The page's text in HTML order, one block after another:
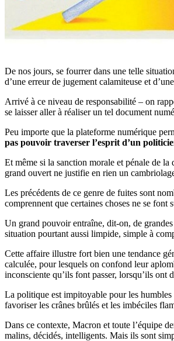
De nos jours, se fourrer dans une telle
d’une erreur de jugement calamiteuse et
Arrivé à ce niveau de responsabilité – on
se laisser aller à réaliser un tel document
Peu importe que la plateforme numérique
pas pouvoir traverser l’esprit d’un
Et même si la sanction morale et pénale de
grand ouvert ne justifie en rien un
Les précédents de ce genre de fuites sont
comprennent que certaines choses ne se
Un grand pouvoir entraîne, dit-on, de
situation pourtant aussi limpide, simple à
Cette affaire illustre fort bien une tendance
calculée, pour lesquels on confond leur
inconsciente qu’ils font passer, lorsqu’ils
La politique est impitoyable pour les humbles
favoriser les crânes brûlés et les imbéciles
Dans ce contexte, Macron et toute l’équipe
malins, décidés, intelligents. Mais ils sont